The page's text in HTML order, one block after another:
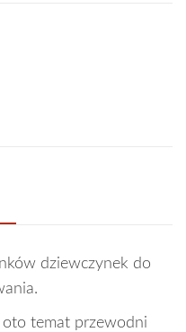
dziewczynek do
temat przewodni